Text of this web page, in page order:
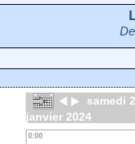
samedi
janvier 2024
0:00